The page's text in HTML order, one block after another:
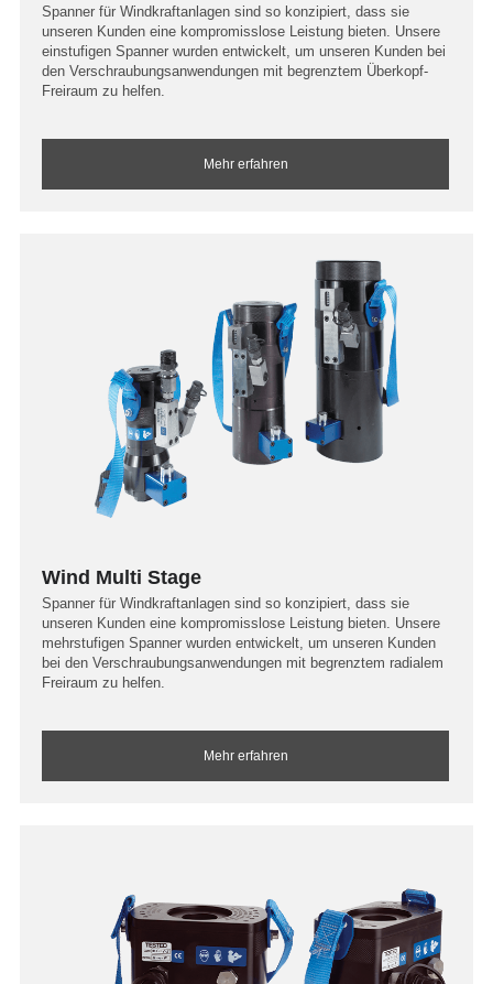
Spanner für Windkraftanlagen sind so konzipiert, dass sie
unseren Kunden eine kompromisslose Leistung bieten. Unsere
einstufigen Spanner wurden entwickelt, um unseren Kunden bei
den Verschraubungsanwendungen mit begrenztem Überkopf-
Freiraum zu helfen.
Mehr erfahren
Wind Multi Stage
Spanner für Windkraftanlagen sind so konzipiert, dass sie
unseren Kunden eine kompromisslose Leistung bieten. Unsere
mehrstufigen Spanner wurden entwickelt, um unseren Kunden
bei den Verschraubungsanwendungen mit begrenztem radialem
Freiraum zu helfen.
Mehr erfahren